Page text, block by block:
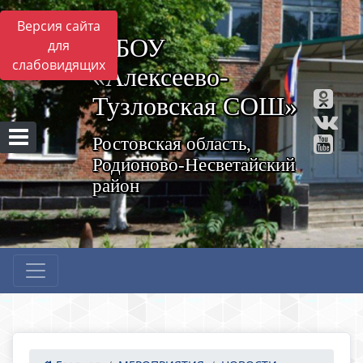
Версия сайта
для
слабовидящих
МБОУ
«Алексеево-
Тузловская СОШ»
Ростовская область,
Родионово-Несветайский
район